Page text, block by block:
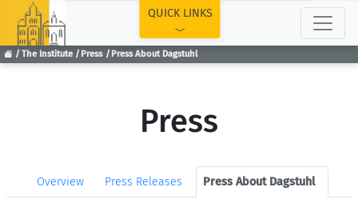
The Institute Press Press About Dagstuhl
QUICK LINKS
Press
Overview Press Releases Press About Dagstuhl